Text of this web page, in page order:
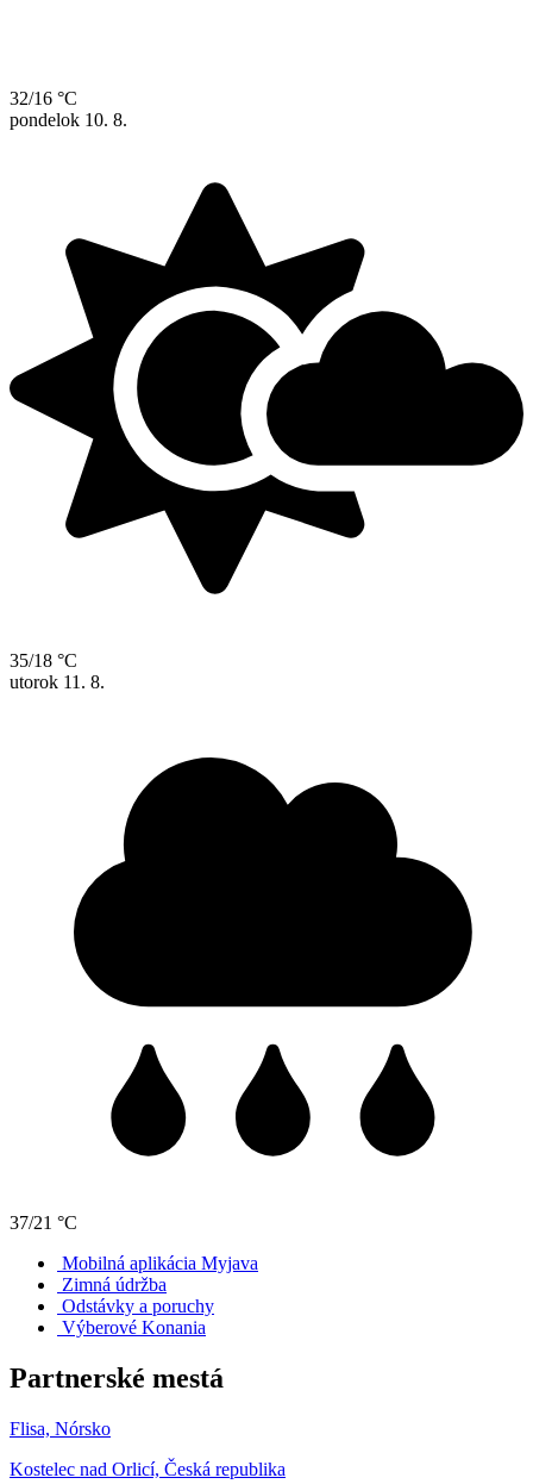
32/16 °C
pondelok 10. 8.
35/18 °C
utorok 11. 8.
37/21 °C
Mobilná aplikácia Myjava
Zimná údržba
Odstávky a poruchy
Výberové Konania
Partnerské mestá
Flisa, Nórsko
Kostelec nad Orlicí, Česká republika